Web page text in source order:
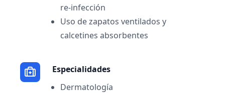
re-infección
Uso de zapatos ventilados y
calcetines absorbentes
Especialidades
Dermatología